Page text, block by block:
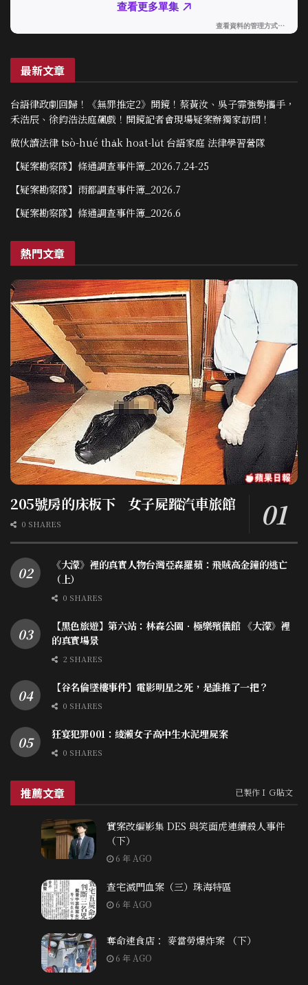
最新文章
台語律政劇回歸！《無罪推定2》開鏡！蔡黃汝、吳子霏強勢攜手，
禾浩辰、徐鈞浩法庭飆戲！開鏡記者會現場疑案辦獨家訪問！
做伙讀法律 tsò-hué tha̍k hoat-lu̍t 台語家庭 法律學習營隊
【疑案勘察隊】條通調查事件簿_2026.7.24-25
【疑案勘察隊】雨都調查事件簿_2026.7
【疑案勘察隊】條通調查事件簿_2026.6
熱門文章
205號房的床板下 女子屍蹤汽車旅館
0 SHARES
《大濛》裡的真實人物台灣亞森羅蘋：飛賊高金鐘的逃亡
（上）
0 SHARES
【黑色旅遊】第六站：林森公園．極樂殯儀館 《大濛》裡
的真實場景
2 SHARES
【谷名倫墜樓事件】電影明星之死，是誰推了一把？
0 SHARES
狂宴犯罪001：綾瀨女子高中生水泥埋屍案
0 SHARES
推薦文章 已製作ＩＧ貼文
實案改編影集 DES 與笑面虎連續殺人事件
（下）
6 年 AGO
查宅滅門血案（三）珠海特區
6 年 AGO
奪命速食店： 麥當勞爆炸案 （下）
6 年 AGO